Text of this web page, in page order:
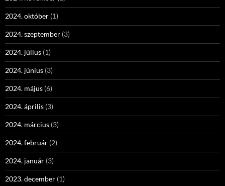
2024. október (1)
2024. szeptember (3)
2024. július (1)
2024. június (3)
2024. május (6)
2024. április (3)
2024. március (3)
2024. február (2)
2024. január (3)
2023. december (1)